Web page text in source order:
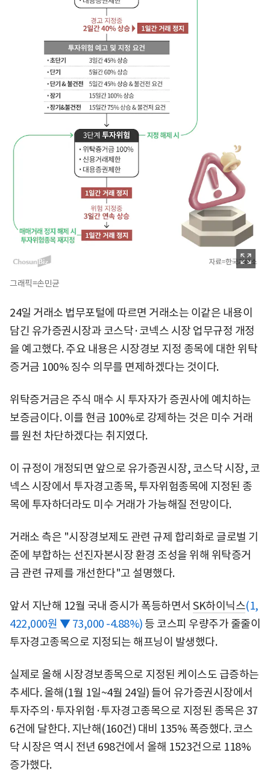
그래픽=손민균
24일 거래소 법무포털에 따르면 거래소는 이같은 내용이
담긴 유가증권시장과 코스닥·코넥스 시장 업무규정 개정
을 예고했다. 주요 내용은 시장경보 지정 종목에 대한 위탁
증거금 100% 징수 의무를 면제하겠다는 것이다.
위탁증거금은 주식 매수 시 투자자가 증권사에 예치하는
보증금이다. 이를 현금 100%로 강제하는 것은 미수 거래
를 원천 차단하겠다는 취지였다.
이 규정이 개정되면 앞으로 유가증권시장, 코스닥 시장, 코
넥스 시장에서 투자경고종목, 투자위험종목에 지정된 종
목에 투자하더라도 미수 거래가 가능해질 전망이다.
거래소 측은 "시장경보제도 관련 규제 합리화로 글로벌 기
준에 부합하는 선진자본시장 환경 조성을 위해 위탁증거
금 관련 규제를 개선한다"고 설명했다.
앞서 지난해 12월 국내 증시가 폭등하면서 SK하이닉스(1,
422,000원 ▼ 73,000 -4.88%) 등 코스피 우량주가 줄줄이
투자경고종목으로 지정되는 해프닝이 발생했다.
실제로 올해 시장경보종목으로 지정된 케이스도 급증하는
추세다. 올해(1월 1일~4월 24일) 들어 유가증권시장에서
투자주의·투자위험·투자경고종목으로 지정된 종목은 37
6건에 달한다. 지난해(160건) 대비 135% 폭증했다. 코스
닥 시장은 역시 전년 698건에서 올해 1523건으로 118%
증가했다.